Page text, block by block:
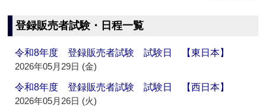
登録販売者試験・日程一覧
令和8年度 登録販売者試験 試験日 【東日本】
2026年05月29日 (金)
令和8年度 登録販売者試験 試験日 【西日本】
2026年05月26日 (火)